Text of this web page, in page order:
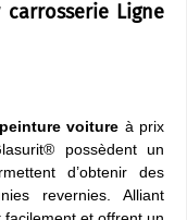
Ligne
peinture voiture à prix
possèdent un
d’obtenir des
revernies. Alliant